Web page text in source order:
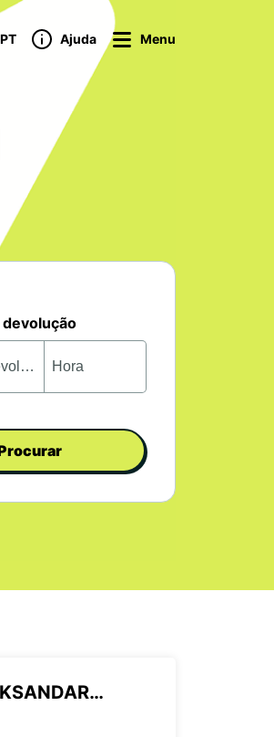
PT Ajuda Menu
devolução